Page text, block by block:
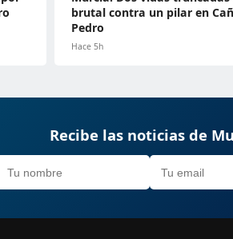
brutal contra un pilar en
Pedro
Hace 5h
Recibe las noticias de